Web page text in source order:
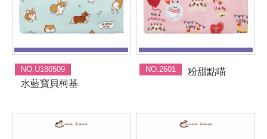
NO.U180509
水藍寶貝柯基
NO.2601 粉甜點喵